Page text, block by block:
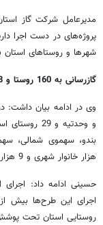
مدیرعامل شرکت گاز
پروژه‌های در دست اجرا
شهرها و روستاهای استان
گازرسانی به 160 روستا و 33 شهر استان بوشهر صورت گرفته است
وی در ادامه بیان داشت:
و وحدتیه و
بندو، سهموی شمالی،
هزار خانوار شهری و 9 هزار خانوار روستایی از گاز برخوردار می شوند.
حسینی ادامه داد:
روستایی استان تحت